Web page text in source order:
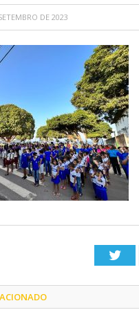
DE 2023